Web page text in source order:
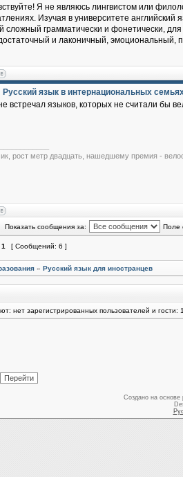
Я не являюсь лингвистом или
Изучая в университете английский
сложный грамматически и фонетически, для
и лаконичный, эмоциональный,
Русский язык в интернациональных
встречал языков, которых не считали бы
рост метр двадцать, нашедшему премия -
Показать сообщения за: Поле
1 [ Сообщений: 6 ]
» Русский язык для иностранцев
нет зарегистрированных пользователей и гости:
Создано на основе